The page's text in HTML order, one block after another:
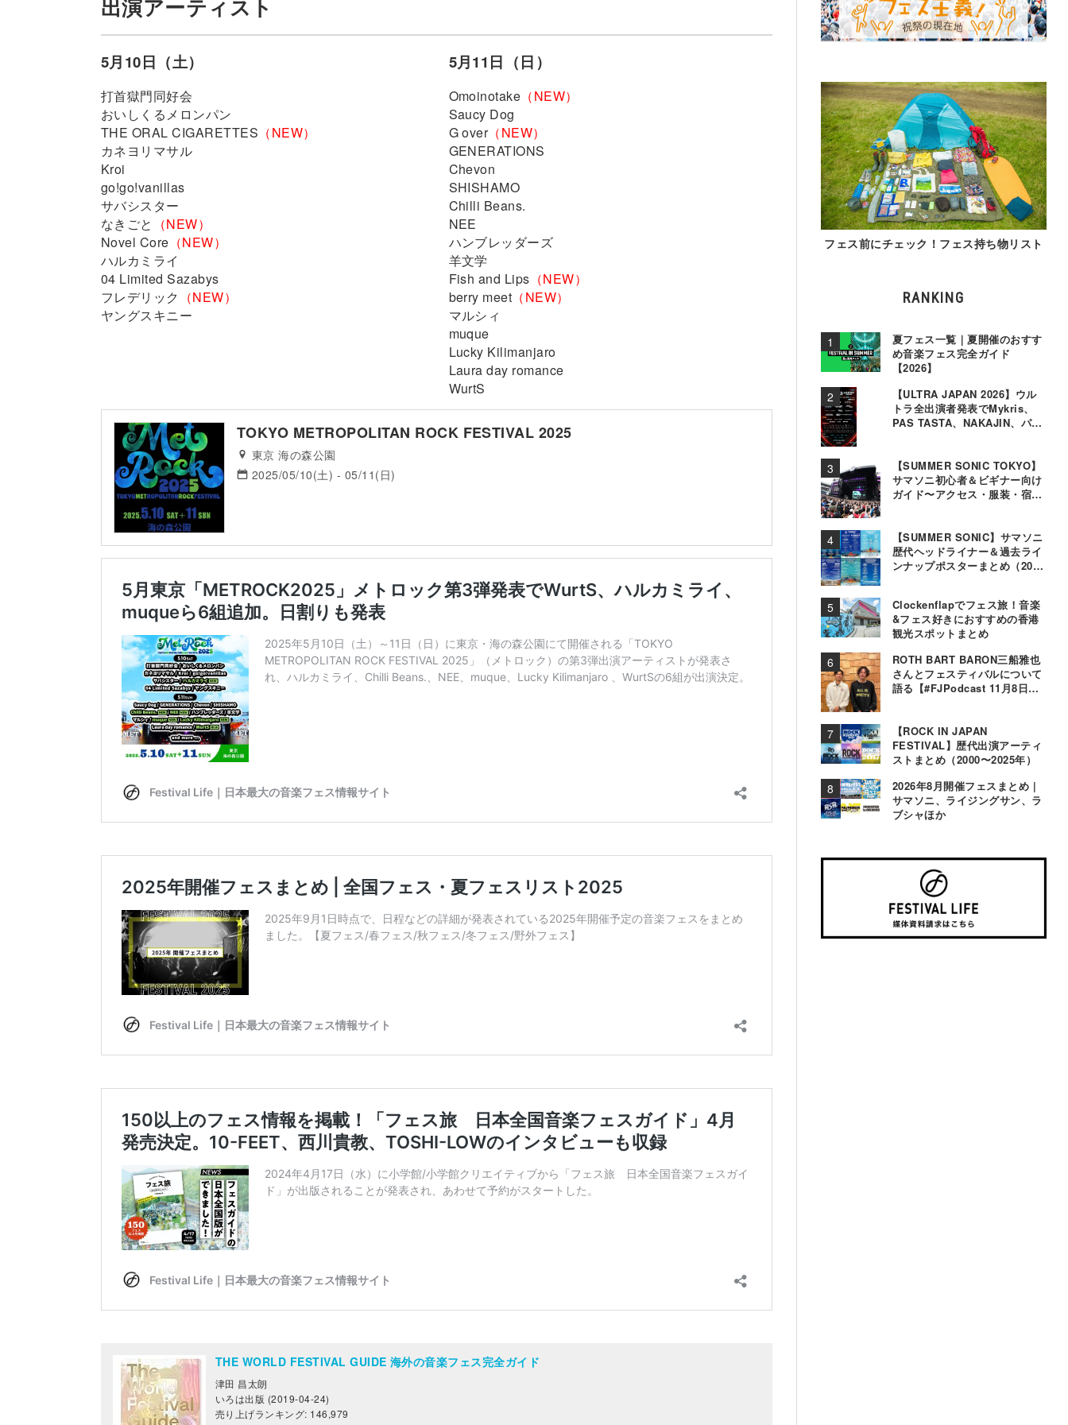
出演アーティスト
5月10日（土）
打首獄門同好会
おいしくるメロンパン
THE ORAL CIGARETTES （NEW）
カネヨリマサル
Kroi
go!go!vanillas
サバシスター
なきごと
（NEW）
Novel Core （NEW）
ハルカミライ
04 Limited Sazabys
フレデリック
（NEW）
ヤングスキニー
5月11日（日）
Omoinotake （NEW）
Saucy Dog
G over（NEW）
GENERATIONS
Chevon
SHISHAMO
Chilli Beans.
NEE
ハンブレッダーズ
羊文学
Fish and Lips （NEW）
berry meet （NEW）
マルシィ
muque
Lucky Kilimanjaro
Laura day romance
WurtS
TOKYO METROPOLITAN ROCK FESTIVAL 2025
東京 海の森公園
2025/05/10(土) - 05/11(日)
THE WORLD FESTIVAL GUIDE 海外の音楽フェス完全ガイド
津田 昌太朗
いろは出版 (2019-04-24)
売り上げランキング: 146,979
フェス前にチェック！フェス持ち物リスト
RANKING
夏フェス一覧｜夏開催のおすす
め音楽フェス完全ガイド
【2026】
【ULTRA JAPAN 2026】ウル
トラ全出演者発表でMykris、
PAS TASTA、NAKAJIN、パソ
【SUMMER SONIC TOKYO】
サマソニ初心者＆ビギナー向け
ガイド〜アクセス・服装・宿泊
【SUMMER SONIC】サマソニ
歴代ヘッドライナー＆過去ライ
ンナップポスターまとめ（2000
Clockenflapでフェス旅！音楽
&フェス好きにおすすめの香港
観光スポットまとめ
ROTH BART BARON三船雅也
さんとフェスティバルについて
語る【#FJPodcast 11月8日配
【ROCK IN JAPAN
FESTIVAL】歴代出演アーティ
ストまとめ（2000〜2025年）
2026年8月開催フェスまとめ |
サマソニ、ライジングサン、ラ
ブシャほか